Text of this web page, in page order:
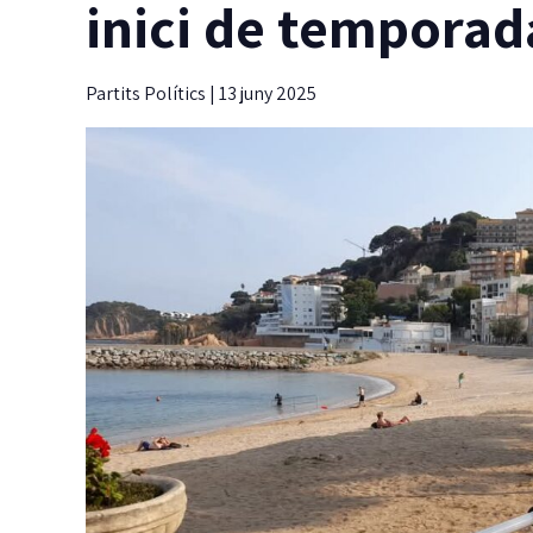
inici de
Partits Polítics | 13 juny 2025